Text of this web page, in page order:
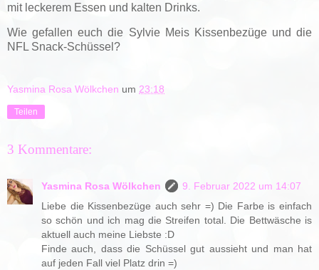
mit leckerem Essen und kalten Drinks.
Wie gefallen euch die Sylvie Meis Kissenbezüge und die
NFL Snack-Schüssel?
Yasmina Rosa Wölkchen um 23:18
Teilen
3 Kommentare:
Yasmina Rosa Wölkchen
9. Februar 2022 um 14:07
Liebe die Kissenbezüge auch sehr =) Die Farbe is einfach
so schön und ich mag die Streifen total. Die Bettwäsche is
aktuell auch meine Liebste :D
Finde auch, dass die Schüssel gut aussieht und man hat
auf jeden Fall viel Platz drin =)